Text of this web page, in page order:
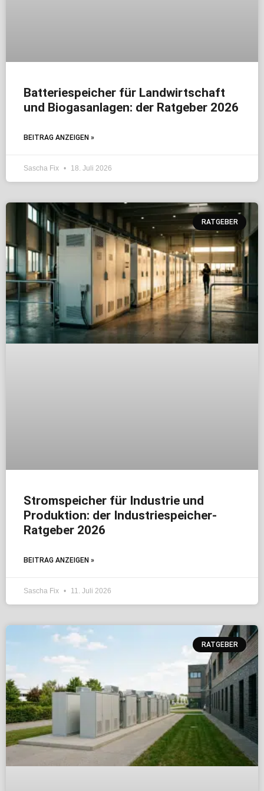
Batteriespeicher für Landwirtschaft
und Biogasanlagen: der Ratgeber 2026
BEITRAG ANZEIGEN »
Sascha Fix 18. Juli 2026
RATGEBER
Stromspeicher für Industrie und
Produktion: der Industriespeicher-
Ratgeber 2026
BEITRAG ANZEIGEN »
Sascha Fix 11. Juli 2026
RATGEBER